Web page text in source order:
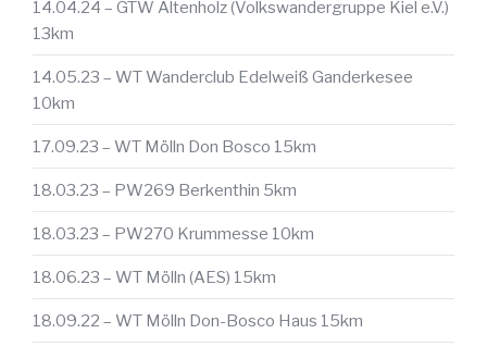
14.04.24 – GTW Altenholz (Volkswandergruppe Kiel e.V.)
13km
14.05.23 – WT Wanderclub Edelweiß Ganderkesee
10km
17.09.23 – WT Mölln Don Bosco 15km
18.03.23 – PW269 Berkenthin 5km
18.03.23 – PW270 Krummesse 10km
18.06.23 – WT Mölln (AES) 15km
18.09.22 – WT Mölln Don-Bosco Haus 15km